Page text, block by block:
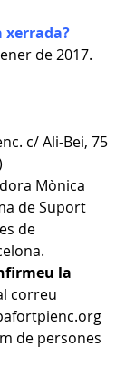
xerrada?
de 2017.
c/ Ali-Bei, 75
Mònica
de Suport
de
la
correu
de persones